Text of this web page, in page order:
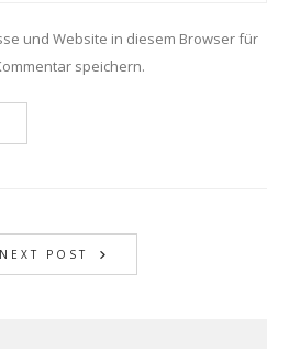
und Website in diesem Browser für
speichern.
NEXT POST